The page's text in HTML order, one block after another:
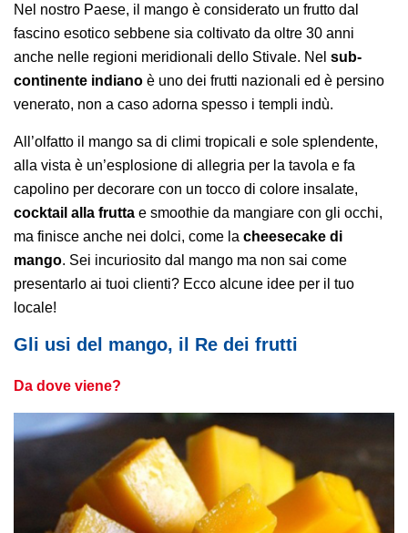
Nel nostro Paese, il mango è considerato un frutto dal
fascino esotico sebbene sia coltivato da oltre 30 anni
anche nelle regioni meridionali dello Stivale. Nel sub-
continente indiano è uno dei frutti nazionali ed è persino
venerato, non a caso adorna spesso i templi indù.
All’olfatto il mango sa di climi tropicali e sole splendente,
alla vista è un’esplosione di allegria per la tavola e fa
capolino per decorare con un tocco di colore insalate,
cocktail alla frutta e smoothie da mangiare con gli occhi,
ma finisce anche nei dolci, come la cheesecake di
mango. Sei incuriosito dal mango ma non sai come
presentarlo ai tuoi clienti? Ecco alcune idee per il tuo
locale!
Gli usi del mango, il Re dei frutti
Da dove viene?